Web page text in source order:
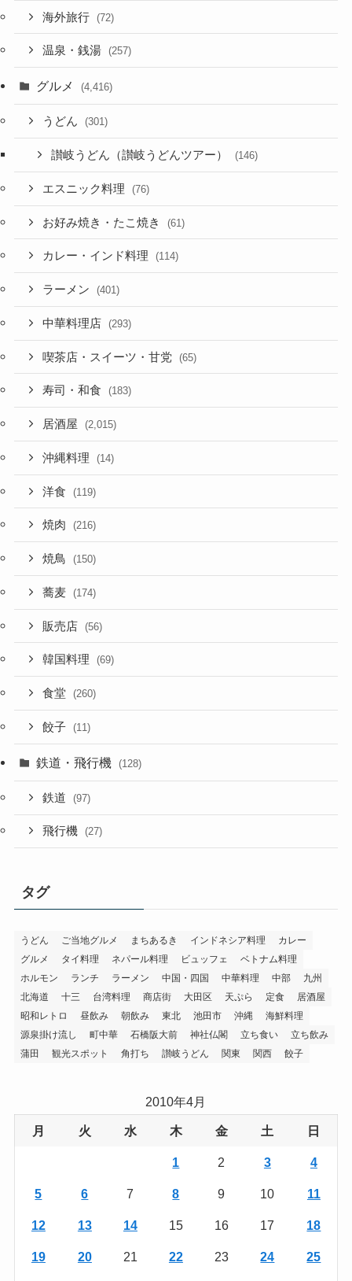
海外旅行 (72)
温泉・銭湯 (257)
グルメ (4,416)
うどん (301)
讃岐うどん（讃岐うどんツアー） (146)
エスニック料理 (76)
お好み焼き・たこ焼き (61)
カレー・インド料理 (114)
ラーメン (401)
中華料理店 (293)
喫茶店・スイーツ・甘党 (65)
寿司・和食 (183)
居酒屋 (2,015)
沖縄料理 (14)
洋食 (119)
焼肉 (216)
焼鳥 (150)
蕎麦 (174)
販売店 (56)
韓国料理 (69)
食堂 (260)
餃子 (11)
鉄道・飛行機 (128)
鉄道 (97)
飛行機 (27)
タグ
うどん ご当地グルメ まちあるき インドネシア料理
カレー
グルメ
タイ料理 ネパール料理 ビュッフェ
ベトナム料理
ホルモン
ランチ ラーメン 中国・四国 中華料理 中部
九州
北海道
十三 台湾料理 商店街 大田区 天ぷら 定食
居酒屋
昭和レトロ
昼飲み 朝飲み 東北 池田市 沖縄
海鮮料理
源泉掛け流し
町中華 石橋阪大前 神社仏閣 立ち食い
立ち飲み
蒲田
観光スポット 角打ち 讃岐うどん 関東 関西 餃子
2010年4月
月 火 水 木 金 土 日
1 2 3 4
5 6 7 8 9 10 11
12 13 14 15 16 17 18
19 20 21 22 23 24 25